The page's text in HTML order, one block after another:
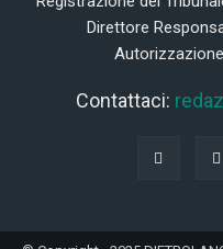
Direttore
Contattaci: